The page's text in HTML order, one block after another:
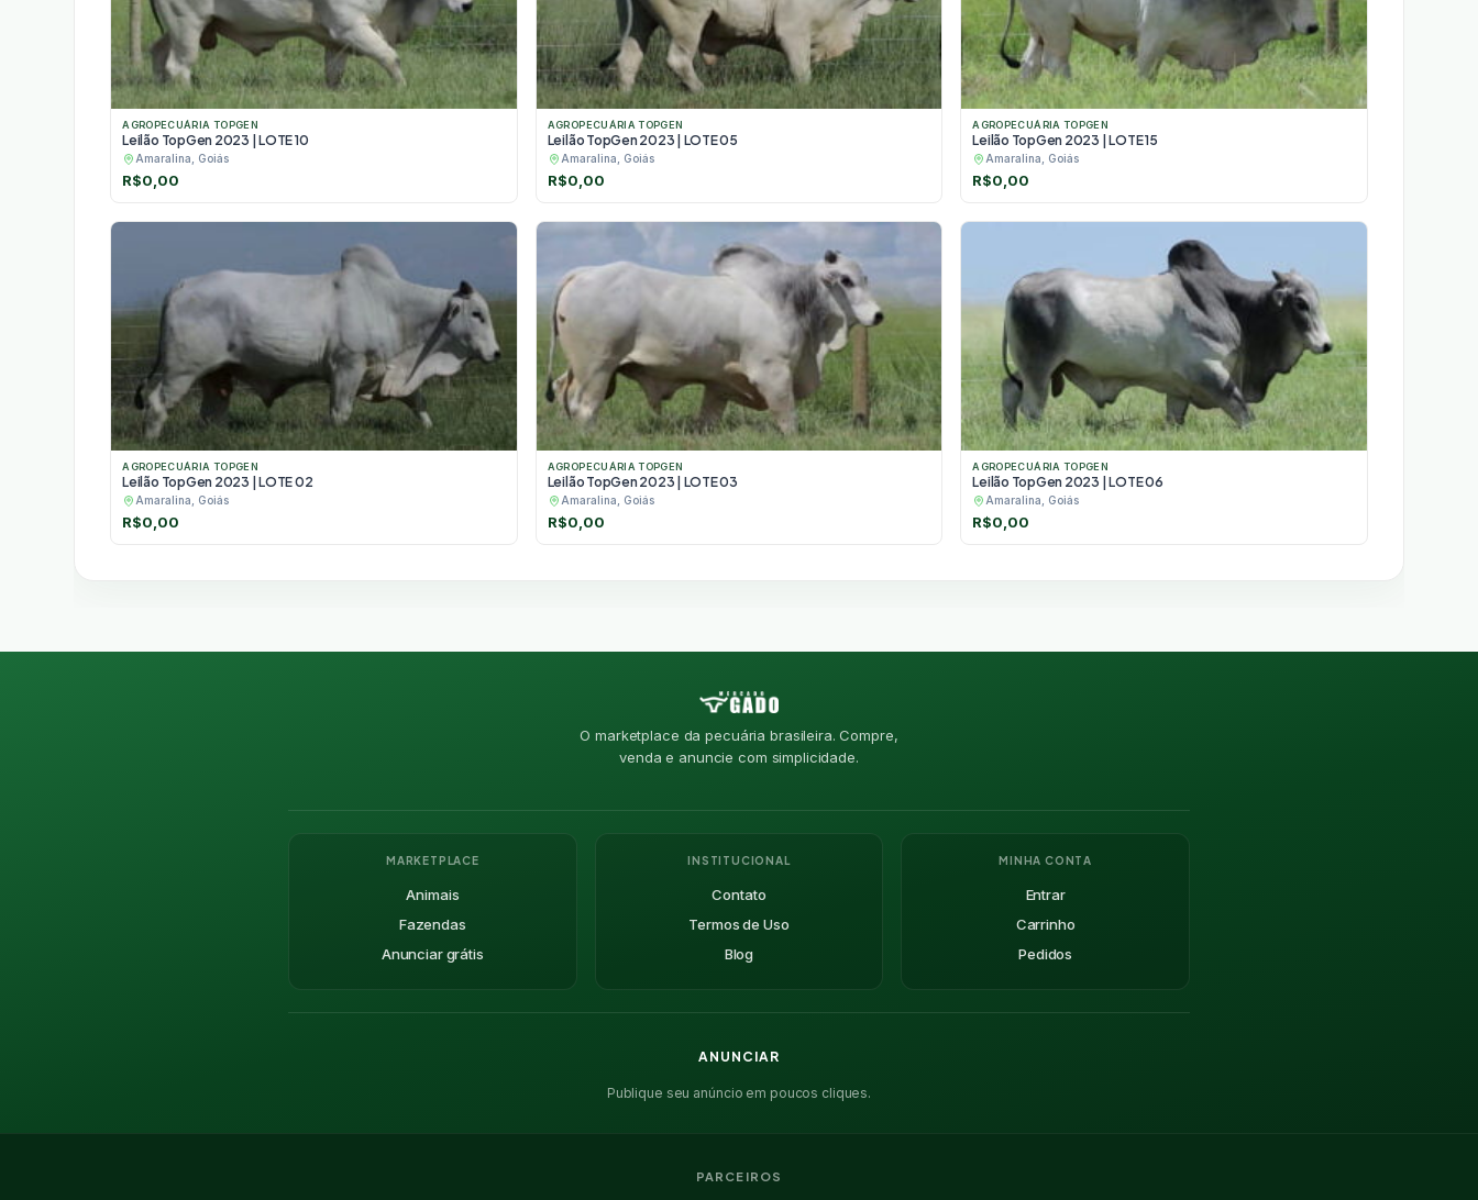
AGROPECUÁRIA TOPGEN
Leilão TopGen 2023 | LOTE 10
Amaralina, Goiás
R$0,00
AGROPECUÁRIA TOPGEN
Leilão TopGen 2023 | LOTE 05
Amaralina, Goiás
R$0,00
AGROPECUÁRIA TOPGEN
Leilão TopGen 2023 | LOTE 15
Amaralina, Goiás
R$0,00
AGROPECUÁRIA TOPGEN
Leilão TopGen 2023 | LOTE 02
Amaralina, Goiás
R$0,00
AGROPECUÁRIA TOPGEN
Leilão TopGen 2023 | LOTE 03
Amaralina, Goiás
R$0,00
AGROPECUÁRIA TOPGEN
Leilão TopGen 2023 | LOTE 06
Amaralina, Goiás
R$0,00
O marketplace da pecuária brasileira. Compre,
venda e anuncie com simplicidade.
MARKETPLACE
Animais
Fazendas
Anunciar grátis
INSTITUCIONAL
Contato
Termos de Uso
Blog
MINHA CONTA
Entrar
Carrinho
Pedidos
ANUNCIAR
Publique seu anúncio em poucos cliques.
PARCEIROS